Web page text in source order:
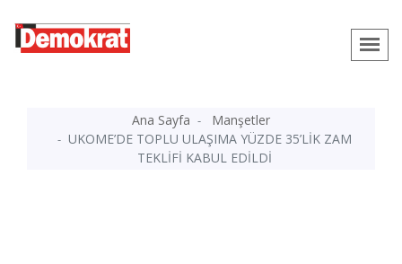
Ana Sayfa
Manşetler
UKOME’DE TOPLU ULAŞIMA YÜZDE 35’LİK ZAM
TEKLİFİ KABUL EDİLDİ